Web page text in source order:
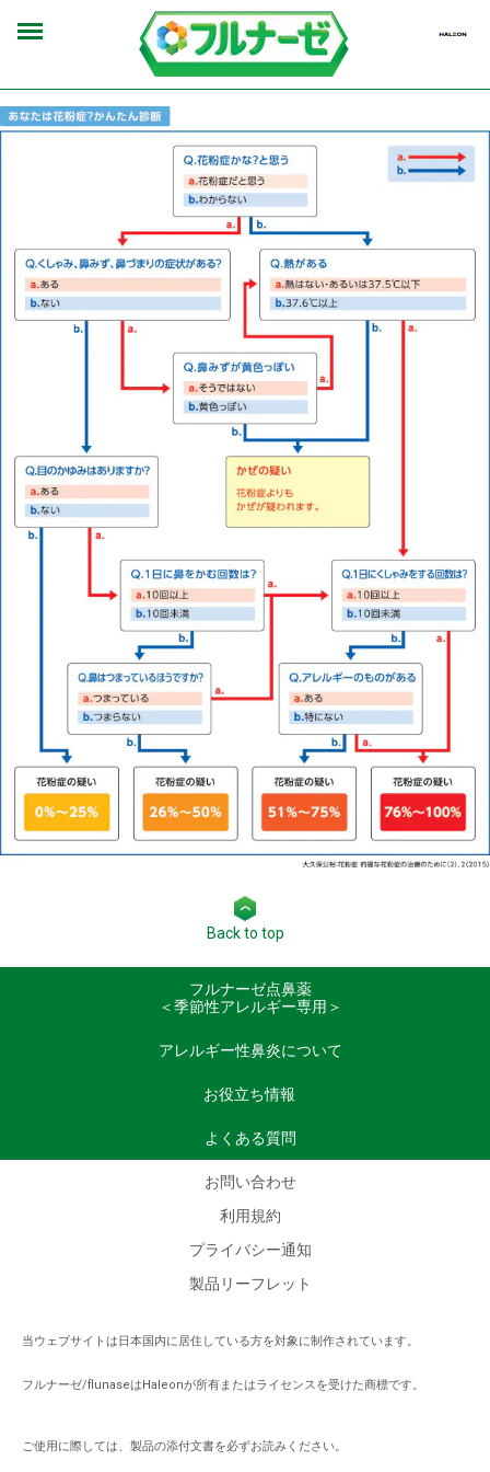
Back to top
フルナーゼ点鼻薬
＜季節性アレルギー専用＞
アレルギー性鼻炎について
お役立ち情報
よくある質問
お問い合わせ
利用規約
プライバシー通知
製品リーフレット
当ウェブサイトは日本国内に居住している方を対象に制作されています。​
フルナーゼ/flunaseはHaleonが所有またはライセンスを受けた商標です。
ご使用に際しては、製品の添付文書を必ずお読みください。